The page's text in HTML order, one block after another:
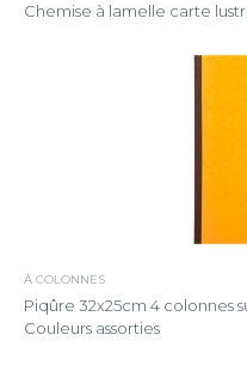
Chemise à lamelle carte
À COLONNES
Piqûre 32x25cm 4 colonnes
Couleurs assorties